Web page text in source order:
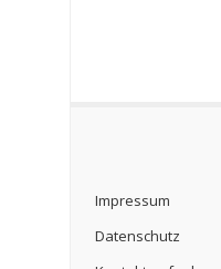
Impressum
Datenschutz